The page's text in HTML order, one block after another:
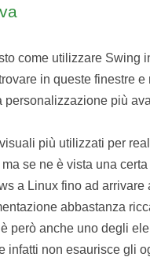
come utilizzare Swing
in queste finestre
più
più utilizzati per
se ne è vista una
a Linux fino ad
abbastanza
però anche uno degli
infatti non esaurisce gli